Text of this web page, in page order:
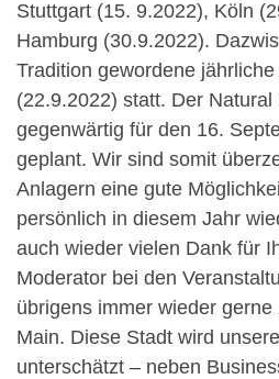
Stuttgart (15. 9.2022), Köln
Hamburg (30.9.2022).
Tradition gewordene
(22.9.2022) statt. Der
gegenwärtig für den 16.
geplant. Wir sind somit
Anlagern eine gute
persönlich in diesem Jahr
auch wieder vielen Dank für
Moderator bei den
übrigens immer wieder
Main. Diese Stadt wird
unterschätzt – neben